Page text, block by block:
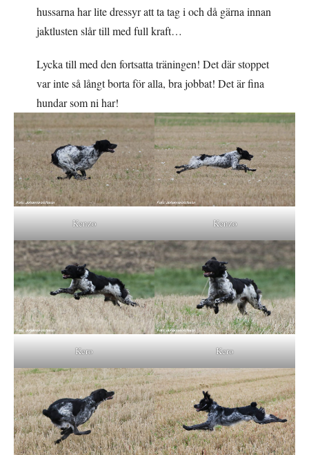
hussarna har lite dressyr att ta tag i och då gärna innan
jaktlusten slår till med full kraft…
Lycka till med den fortsatta träningen! Det där stoppet
var inte så långt borta för alla, bra jobbat! Det är fina
hundar som ni har!
Kenzo Kenzo
Kero Kero